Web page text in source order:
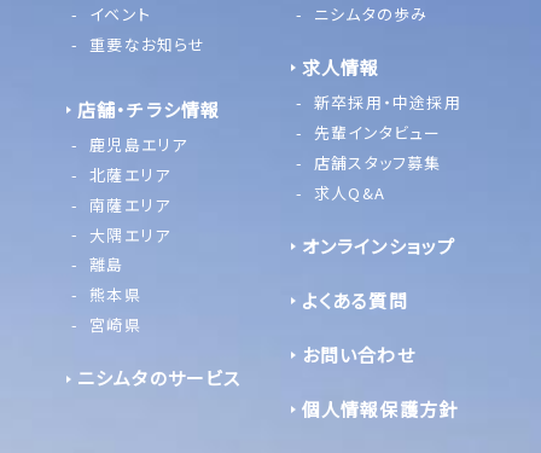
イベント
重要なお知らせ
店舗・チラシ情報
鹿児島エリア
北薩エリア
南薩エリア
大隅エリア
離島
熊本県
宮崎県
ニシムタのサービス
ニシムタの歩み
求人情報
新卒採用・中途採用
先輩インタビュー
店舗スタッフ募集
求人Q&A
オンラインショップ
よくある質問
お問い合わせ
個人情報保護方針